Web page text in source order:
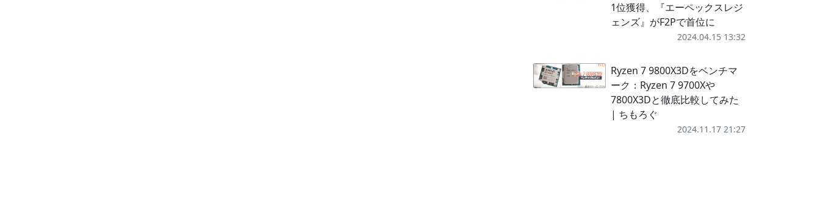
1位獲得、『エーペックスレジ
ェンズ』がF2Pで首位に
2024.04.15 13:32
Ryzen 7 9800X3Dをベンチマ
ーク：Ryzen 7 9700Xや
7800X3Dと徹底比較してみた
| ちもろぐ
2024.11.17 21:27